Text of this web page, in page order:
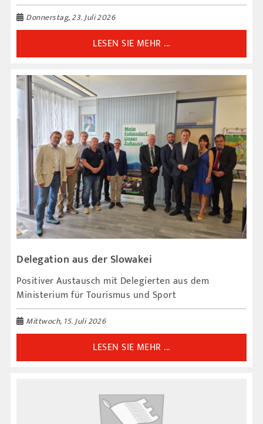
Donnerstag, 23. Juli 2026
LESEN SIE MEHR ...
Delegation aus der Slowakei
Positiver Austausch mit Delegierten aus dem
Ministerium für Tourismus und Sport
Mittwoch, 15. Juli 2026
LESEN SIE MEHR ...